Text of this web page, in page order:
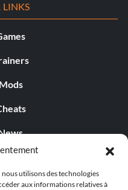
utilisons des technologies
aux informations relatives à
LINKS
Games